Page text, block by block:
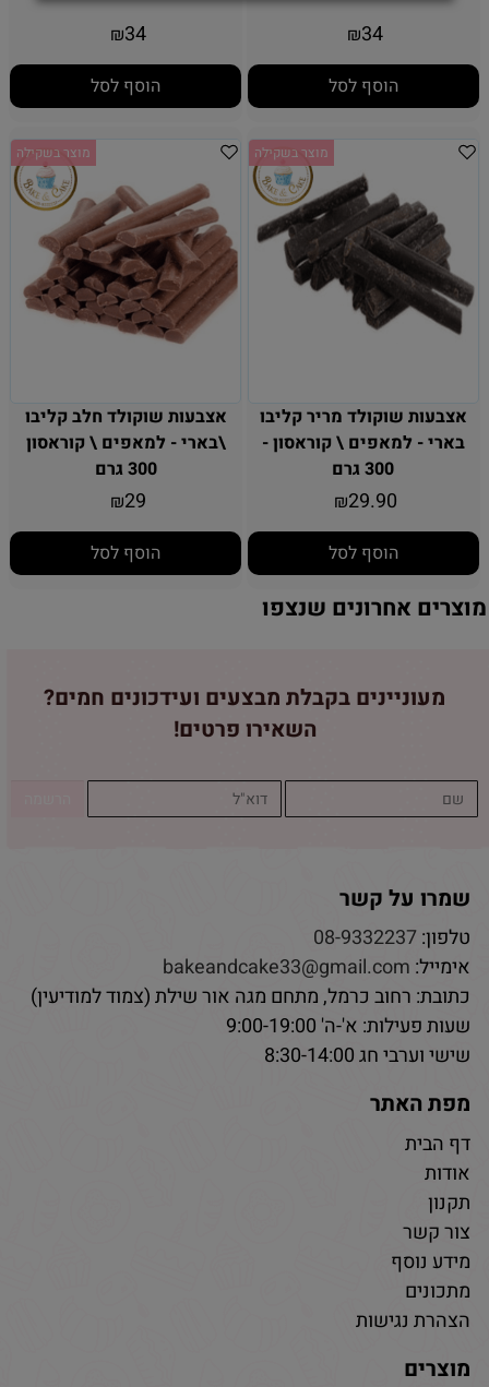
₪34
הוסף לסל
₪34
הוסף לסל
מוצר בשקילה
אצבעות שוקולד מריר קליבו
בארי - למאפים \ קוראסון -
300 גרם
₪29.90
הוסף לסל
מוצר בשקילה
אצבעות שוקולד חלב קליבו
\בארי - למאפים \ קוראסון
300 גרם
₪29
הוסף לסל
מוצרים אחרונים שנצפו
מעוניינים בקבלת מבצעים ועידכונים חמים?
השאירו פרטים!
שמרו על קשר
טלפון:08-9332237
אימייל: bakeandcake33@gmail.com
כתובת: רחוב כרמל, מתחם מגה אור שילת (צמוד למודיעין)
שעות פעילות: א'-ה' 9:00-19:00
שישי וערבי חג 8:30-14:00
מפת האתר
דף הבית
אודות
תקנון
צור קשר
מידע נוסף
מתכונים
הצהרת נגישות
מוצרים